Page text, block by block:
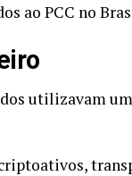
ao PCC no
utilizavam